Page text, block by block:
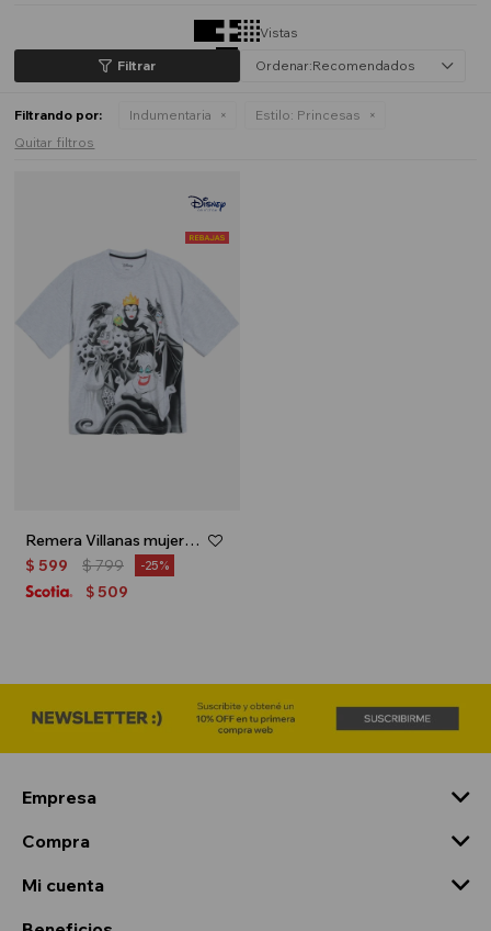
Vistas
Recomendados
Filtrando por: Indumentaria Estilo: Princesas
Quitar filtros
Remera Villanas mujer - Gris
$ 599 $799 25
$ 509
Empresa
Compra
Mi cuenta